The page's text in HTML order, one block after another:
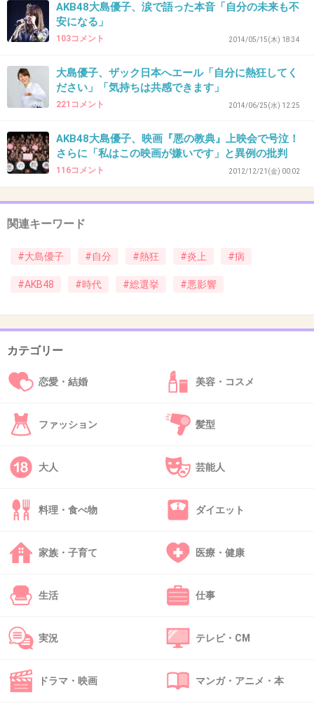
39. 匿名2014/06/24(火) 12:50:03
優子ファンもみんなわかってることですｗ
たまに「また始まったよｗ」って思います(笑)
-71
40. 匿名2014/06/24(火) 12:50:20
大島優子、東京五輪について「AKBのメン
バーが開会式でライブをやって、私自身は
できると、うれしい」
大島優子、東京五輪について「AKBのメンバーが開会式でライブをやっ
い」 語学力を生かしての夢がある。実現の場は２０２０年の東京五輪
だ。「その時、ＡＫＢのメンバーが開会式でライブをやっ...
41. 匿名
と結婚すればいいのに
+201
嫉妬の嵐ww
43. 匿名
女優になりたいらしいけどこんな薄っぺらい人
AKB48大島優子、涙で語った本音「自分の未来も不
安になる」
103コメント 2014/05/15(木) 18:34
大島優子、ザック日本へエール「自分に熱狂してく
ださい」「気持ちは共感できます」
221コメント 2014/06/25(水) 12:25
AKB48大島優子、映画『悪の教典』上映会で号泣！
さらに「私はこの映画が嫌いです」と異例の批判
116コメント 2012/12/21(金) 00:02
関連キーワード
#大島優子 #自分 #熱狂 #炎上 #病
#AKB48 #時代 #総選挙 #悪影響
カテゴリー
恋愛・結婚 美容・コスメ
ファッション 髪型
大人 芸能人
料理・食べ物 ダイエット
家族・子育て 医療・健康
生活 仕事
実況 テレビ・CM
ドラマ・映画 マンガ・アニメ・本